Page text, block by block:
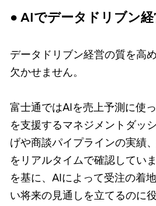
● AIでデータドリブン
データドリブン経営の質を高
欠かせません。
富士通ではAIを売上予測に使
を支援するマネジメントダッ
げや商談パイプラインの実績
をリアルタイムで確認してい
を基に、AIによって受注の着
い将来の見通しを立てるのに